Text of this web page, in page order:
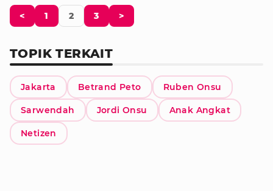
< 1 2 3 >
TOPIK TERKAIT
Jakarta Betrand Peto Ruben Onsu
Sarwendah Jordi Onsu Anak Angkat
Netizen